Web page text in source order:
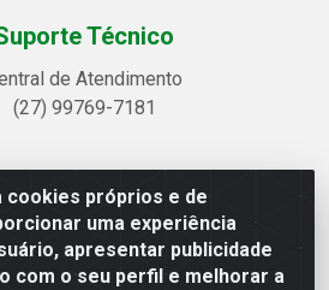
cookies próprios e de
uma experiência
apresentar publicidade
com o seu perfil e melhorar a
Técnico
de Atendimento
(27) 99769-7181
LTDA - Avenida Alegre, 2521 -
e 07 - Shell, Linhares/ES - CEP
CNPJ 20.857.514/0001-75